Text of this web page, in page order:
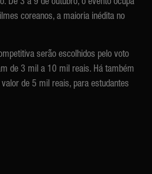
De 3 a 9 de outubro, o evento ocupa
coreanos, a maioria inédita no
serão escolhidos pelo voto
de 3 mil a 10 mil reais. Há também
de 5 mil reais, para estudantes